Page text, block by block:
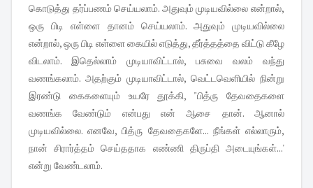
கொடுத்து தர்ப்பணம் செய்யலாம். அதுவும் முடியவில்லை என்றால்,
ஒரு பிடி எள்ளை தானம் செய்யலாம். அதுவும் முடியவில்லை
என்றால், ஒரு பிடி எள்ளை கையில் எடுத்து, தீர்த்தத்தை விட்டு கீழே
விடலாம். இதெல்லாம் முடியாவிட்டால், பசுவை வலம் வந்து
வணங்கலாம். அதற்கும் முடியாவிட்டால், வெட்டவெளியில் நின்று
இரண்டு கைகளையும் உயரே தூக்கி, "பித்ரு தேவதைகளை
வணங்க வேண்டும் என்பது என் ஆசை தான். ஆனால்
முடியவில்லை. எனவே, பித்ரு தேவதைகளே... நீங்கள் எல்லாரும்,
நான் சிரார்த்தம் செய்ததாக எண்ணி திருப்தி அடையுங்கள்...'
என்று வேண்டலாம்.